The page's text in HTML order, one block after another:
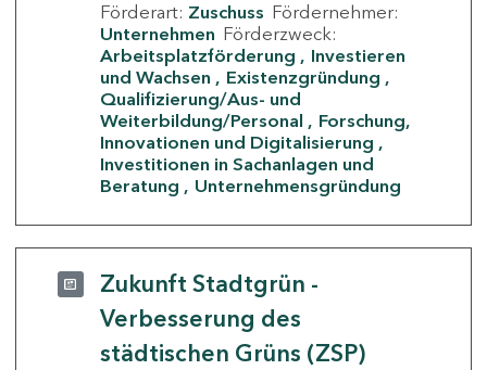
Förderart: Zuschuss Fördernehmer:
Unternehmen Förderzweck:
Arbeitsplatzförderung
Investieren
und Wachsen
Existenzgründung
Qualifizierung/Aus- und
Weiterbildung/Personal
Forschung,
Innovationen und Digitalisierung
Investitionen in Sachanlagen und
Beratung
Unternehmensgründung
Zukunft Stadtgrün -
Verbesserung des
städtischen Grüns (ZSP)